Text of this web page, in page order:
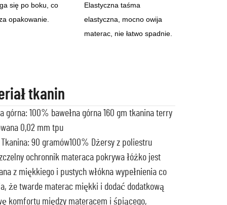
się po boku, co
opakowanie.
Elastyczna taśma
elastyczna, mocno owija
materac, nie łatwo spadnie.
tkanin
górna: 100% bawełna górna 160 gm tkanina terry
0,02 mm tpu
90 gramów100% Dżersy z poliestru
ochronnik materaca pokrywa łóżko jest
z miękkiego i pustych włókna wypełnienia co
że twarde materac miękki i dodać dodatkową
komfortu między materacem i śpiącego,